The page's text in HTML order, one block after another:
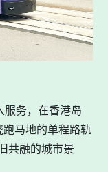
服务，在香港岛
马地的单程路轨
共融的城市景